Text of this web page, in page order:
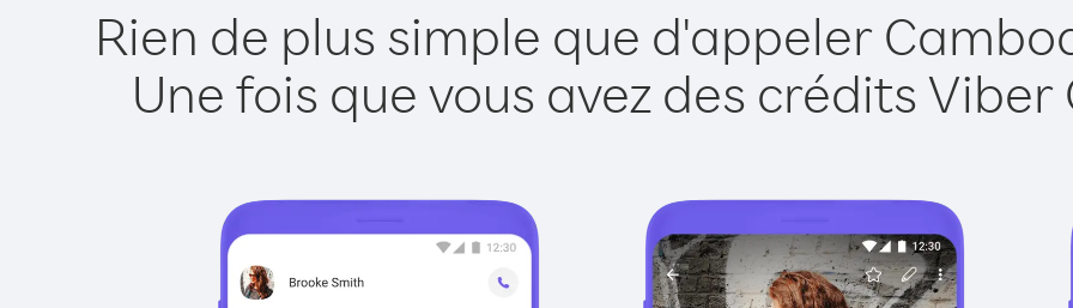
Rien de plus simple que d'appeler
Une fois que vous avez des crédits Viber